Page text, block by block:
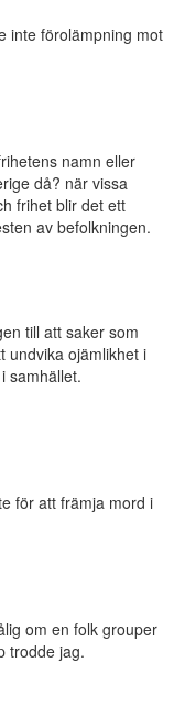
inte förolämpning mot
namn eller
då? när vissa
frihet blir det ett
av befolkningen.
till att saker som
undvika ojämlikhet i
samhället.
för att främja mord i
om en folk grouper
trodde jag.